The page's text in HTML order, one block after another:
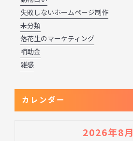
失敗しないホームページ制作
未分類
落花生のマーケティング
補助金
雑感
カレンダー
2026年8月